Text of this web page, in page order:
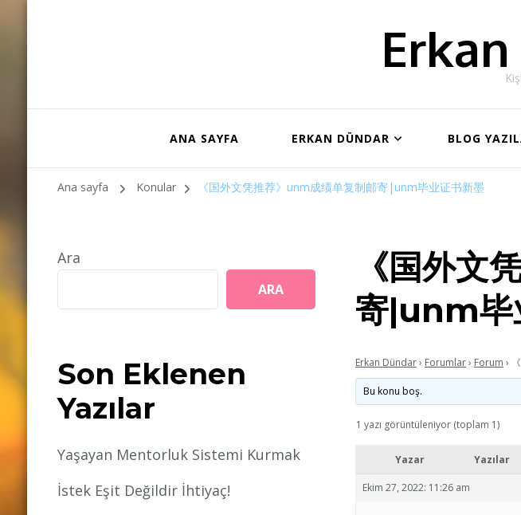
ANA SAYFA ERKAN DÜNDAR BLOG
Ana sayfa Konular 《国外文凭推荐》unm成绩单复制邮寄|unm毕业证书新墨
《国外文
寄|unm毕
Erkan Dündar› Forumlar› Forum ›
Bu konu boş.
1 yazı görüntüleniyor (toplam 1)
Yazar Yazılar
Ekim 27, 2022: 11:26 am
Ara
ARA
Son Eklenen
Yazılar
Yaşayan Mentorluk Sistemi Kurmak
İstek Eşit Değildir İhtiyaç!